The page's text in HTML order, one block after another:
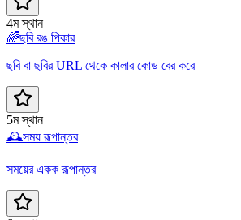
4ম স্থান
🌈ছবি রঙ পিকার
ছবি বা ছবির URL থেকে কালার কোড বের করে
5ম স্থান
🕰️সময় রূপান্তর
সময়ের একক রূপান্তর